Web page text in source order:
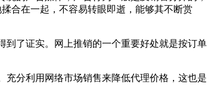
合在一起，不容易转眼即逝，能够其不断赏
到了证实。网上推销的一个重要好处就是按订单
分利用网络市场销售来降低代理价格，这也是